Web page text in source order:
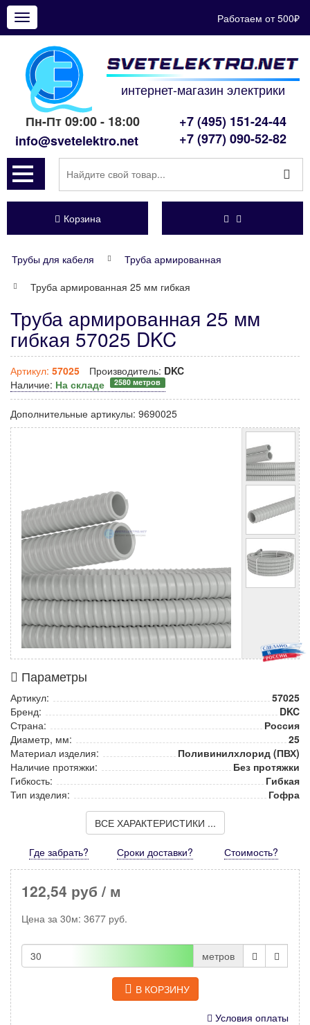
Показать
меню
Работаем от 500₽
интернет-магазин электрики
Пн-Пт 09:00 - 18:00
info@svetelektro.net
+7 (495) 151-24-44
+7 (977) 090-52-82
Корзина
Трубы для кабеля
Труба армированная
Труба армированная 25 мм гибкая
Труба армированная 25 мм
гибкая 57025 DKC
Артикул: 57025 Производитель: DKC
Наличие: На складе 2580 метров
Дополнительные артикулы: 9690025
Параметры
Артикул:
57025
Бренд:
DKC
Страна:
Россия
Диаметр, мм:
25
Материал изделия:
Поливинилхлорид (ПВХ)
Наличие протяжки:
Без протяжки
Гибкость:
Гибкая
Тип изделия:
Гофра
ВСЕ ХАРАКТЕРИСТИКИ ...
Где забрать? Сроки доставки? Стоимость?
122,54 руб / м
Цена за 30м: 3677 руб.
метров
В КОРЗИНУ
Условия оплаты